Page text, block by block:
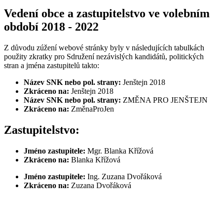
Vedení obce a zastupitelstvo ve volebním
období 2018 - 2022
Z důvodu zúžení webové stránky byly v následujících tabulkách
použity zkratky pro Sdružení nezávislých kandidátů, politických
stran a jména zastupitelů takto:
Název SNK nebo pol. strany: Jenštejn 2018
Zkráceno na: Jenštejn 2018
Název SNK nebo pol. strany: ZMĚNA PRO JENŠTEJN
Zkráceno na: ZměnaProJen
Zastupitelstvo:
Jméno zastupitele: Mgr. Blanka Křížová
Zkráceno na: Blanka Křížová
Jméno zastupitele: Ing. Zuzana Dvořáková
Zkráceno na: Zuzana Dvořáková